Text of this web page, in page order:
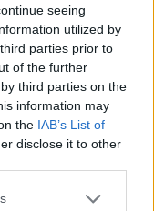
seeing
utilized by
parties prior to
of the further
third parties on the
information may
the IAB’s List of
disclose it to other
or more Google
για τις ενότητες
και Ξένη
ενότητα
3 ώρες.